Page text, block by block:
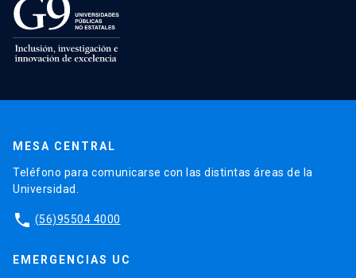
MESA CENTRAL
Teléfono para comunicarse con las distintas áreas de la
Universidad.
phone (56)95504 4000
EMERGENCIAS UC